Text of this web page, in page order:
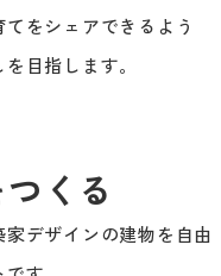
をシェアできるよう
目指します。
くる
デザインの建物を自由